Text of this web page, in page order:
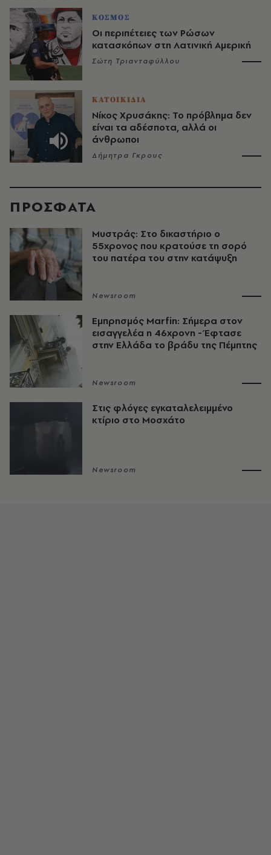
ΚΟΣΜΟΣ
Οι περιπέτειες των Ρώσων
κατασκόπων στη Λατινική Αμερική
Σώτη Τριανταφύλλου
ΚΑΤΟΙΚΙΔΙΑ
Νίκος Χρυσάκης: Το πρόβλημα δεν
είναι τα αδέσποτα, αλλά οι
άνθρωποι
Δήμητρα Γκρους
ΠΡΟΣΦΑΤΑ
Μυστράς: Στο δικαστήριο ο
55χρονος που κρατούσε τη σορό
του πατέρα του στην κατάψυξη
Newsroom
Εμπρησμός Marfin: Σήμερα στον
εισαγγελέα η 46χρονη - Έφτασε
στην Ελλάδα το βράδυ της Πέμπτης
Newsroom
Στις φλόγες εγκαταλελειμμένο
κτίριο στο Μοσχάτο
Newsroom